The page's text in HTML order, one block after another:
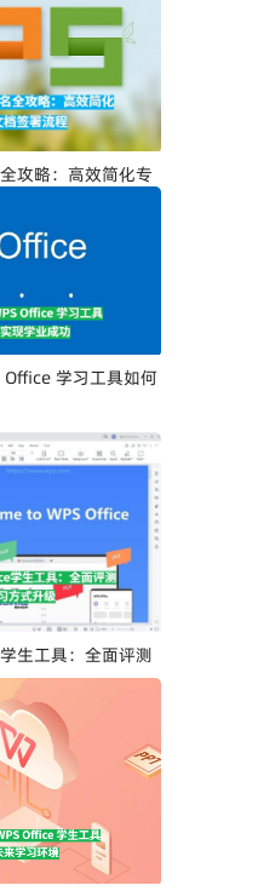
攻略：高效简化专
学习工具如何
生工具：全面评测